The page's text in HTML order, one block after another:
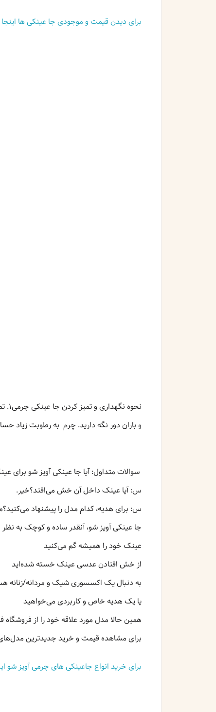
برای دیدن قیمت و موجودی جا عینکی ها
و باران دور نگه دارید. چرم به رطوبت زیاد حساس است.۳. داخل جا عینکی را با دستمال میکروفیبر تمیز کنید تا خط
سوالات متداول: آیا جا عینکی آویز شو برای عینک‌های بزرگ مناسب
س: آیا عینک داخل آن خش می‌افتد؟خیر.
س: برای هدیه، کدام مدل را پیشنهاد
جا عینکی آویز شو، آنقدر ساده و کوچک به نظر
عینک خود را همیشه گم می‌کنید
از خش افتادن عدسی عینک خسته شده‌اید
به دنبال یک اکسسوری شیک و مردانه/زنانه
یا یک هدیه خاص و کاربردی می‌خواهید
همین حالا مدل مورد علاقه خود را از فروشگاه
برای مشاهده قیمت و خرید جدیدترین
برای خرید انواع جاعینکی های چرمی آویز شو